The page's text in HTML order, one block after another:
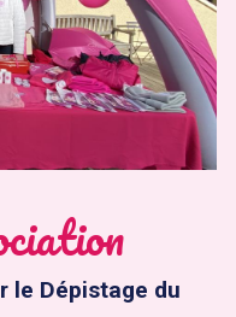
le Dépistage du